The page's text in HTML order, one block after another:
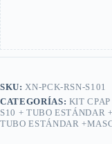
SKU:XN-PCK-RSN-S101
CATEGORÍAS: KIT
S10 + TUBO ESTÁNDAR
TUBO ESTÁNDAR